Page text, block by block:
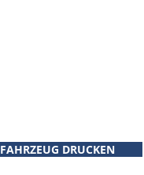
FAHRZEUG DRUCKEN